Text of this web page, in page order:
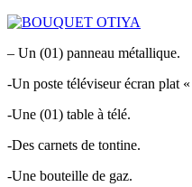
– Un (01) panneau métallique.
-Un poste téléviseur écran plat
-Une (01) table à télé.
-Des carnets de tontine.
-Une bouteille de gaz.